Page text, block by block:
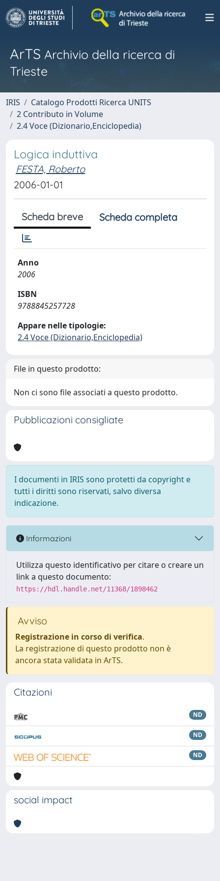
ArTS Archivio della ricerca di
Trieste
IRIS
Catalogo Prodotti Ricerca UNITS
2 Contributo in Volume
2.4 Voce (Dizionario,Enciclopedia)
Logica induttiva
FESTA, Roberto
2006-01-01
Scheda breve Scheda completa
Anno
2006
ISBN
9788845257728
Appare nelle tipologie:
2.4 Voce (Dizionario,Enciclopedia)
File in questo prodotto:
Non ci sono file associati a questo prodotto.
Pubblicazioni consigliate
I documenti in IRIS sono protetti da copyright e
tutti i diritti sono riservati, salvo diversa
indicazione.
Informazioni
Utilizza questo identificativo per citare o creare un
link a questo documento:
https://hdl.handle.net/11368/1898462
Avviso
Registrazione in corso di verifica.
La registrazione di questo prodotto non è
ancora stata validata in ArTS.
Citazioni
ND
ND
ND
social impact